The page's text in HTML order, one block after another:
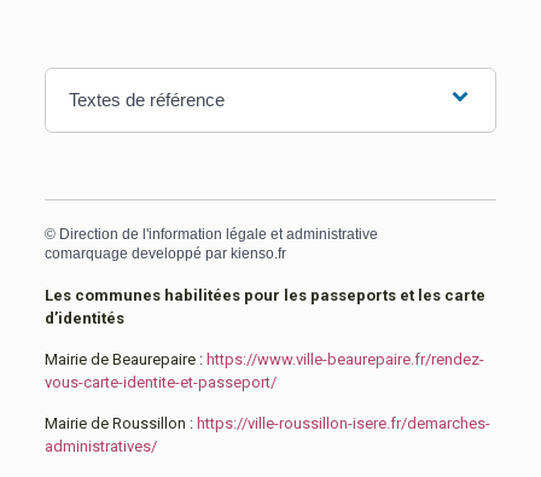
Textes de référence
© Direction de l'information légale et administrative
comarquage developpé par kienso.fr
Les communes habilitées pour les passeports et les carte
d’identités
Mairie de Beaurepaire : https://www.ville-beaurepaire.fr/rendez-
vous-carte-identite-et-passeport/
Mairie de Roussillon : https://ville-roussillon-isere.fr/demarches-
administratives/